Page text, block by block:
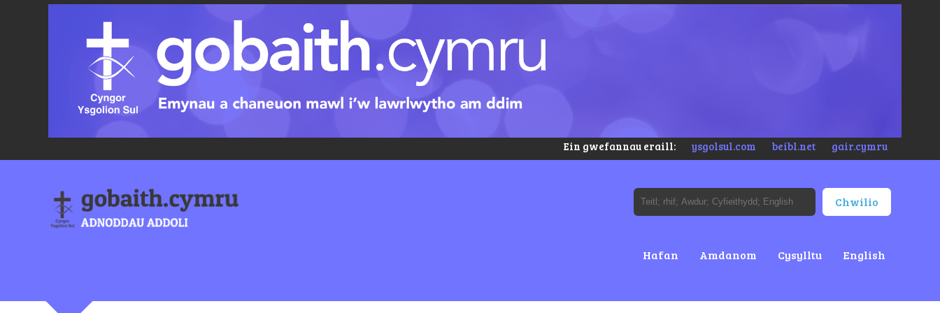
Ein gwefannau eraill: ysgolsul.com beibl.net gair.cymru
Hafan Amdanom Cysylltu English